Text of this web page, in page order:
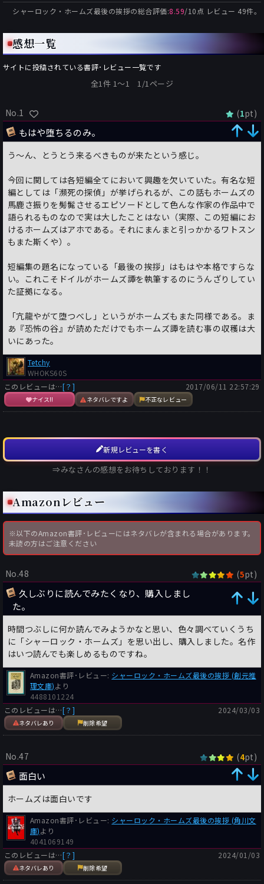
シャーロック・ホームズ最後の挨拶の総合評価:8.59/10点 レビュー 49件。
感想一覧
サイトに投稿されている書評･レビュー一覧です
全1件 1〜1 1/1ページ
No.1 (1pt)
もはや堕ちるのみ。
う～ん、とうとう来るべきものが来たという感じ。
今回に関しては各短編全てにおいて興趣を欠いていた。有名な短
編としては「瀕死の探偵」が挙げられるが、この話もホームズの
馬鹿さ振りを髣髴させるエピソードとして色んな作家の作品中で
語られるものなので実は大したことはない（実際、この短編にお
けるホームズはアホである。それにまんまと引っかかるワトスン
もまた斯くや）。
短編集の題名になっている「最後の挨拶」はもはや本格ですらな
い。これこそドイルがホームズ譚を執筆するのにうんざりしてい
た証拠になる。
「亢龍やがて堕つべし」というがホームズもまた同様である。ま
あ『恐怖の谷』が読めただけでもホームズ譚を読む事の収穫は大
いにあった。
Tetchy
WHOKS60S
このレビューは…[？]
ナイス!! ネタバレですよ 不正なレビュー
2017/06/11 22:57:29
新規レビューを書く
⇒みなさんの感想をお待ちしております！！
Amazonレビュー
※以下のAmazon書評･レビューにはネタバレが含まれる場合があります。
未読の方はご注意ください
No.48 (5pt)
久しぶりに読んでみたくなり、購入しまし
た。
時間つぶしに何か読んでみようかなと思い、色々調べていくうち
に「シャーロック・ホームズ」を思い出し、購入しました。名作
はいつ読んでも楽しめるものですね。
Amazon書評･レビュー: シャーロック・ホームズ最後の挨拶 (創元推
理文庫)より
4488101224
このレビューは…[？]
ネタバレあり 削除希望
2024/03/03
No.47 (4pt)
面白い
ホームズは面白いです
Amazon書評･レビュー: シャーロック・ホームズ最後の挨拶 (角川文
庫)より
4041069149
このレビューは…[？]
ネタバレあり 削除希望
2024/01/03